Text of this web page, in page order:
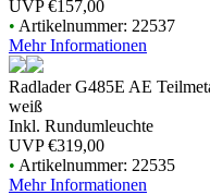
UVP€157,00
• Artikelnummer: 22537
Mehr Informationen
Radlader G485E AE
weiß
Inkl. Rundumleuchte
UVP€319,00
• Artikelnummer: 22535
Mehr Informationen